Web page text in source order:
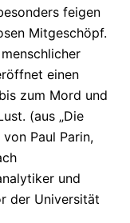
feigen
Mitgeschöpf.
einen
zum Mord und
(aus „Die
Paul Parin,
und
der Universität